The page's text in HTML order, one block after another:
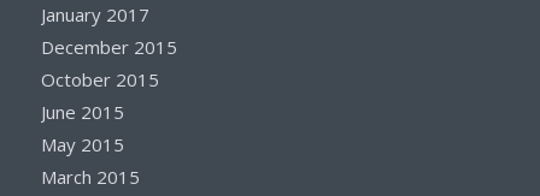
January 2017
December 2015
October 2015
June 2015
May 2015
March 2015